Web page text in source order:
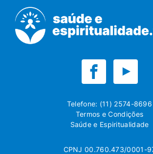
Telefone: (11) 2574-8696
Termos e Condições
Saúde e Espiritualidade
CPNJ 00.760.473/0001-